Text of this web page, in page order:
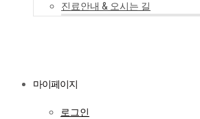
진료안내 & 오시는 길
마이페이지
로그인